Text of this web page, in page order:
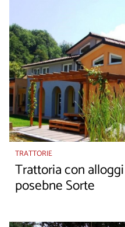
TRATTORIE
Trattoria con
posebne Sorte